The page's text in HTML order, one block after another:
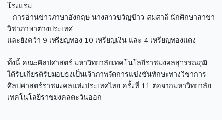
โรงแรม
- การอ่านข่าวภาษาอังกฤษ นางสาวขวัญข้าว สมสาลี นักศึกษาสาขา
วิชาภาษาต่างประเทศ
และยังคว้า 9 เหรียญทอง 10 เหรียญเงิน และ 4 เหรียญทองแดง
ทั้งนี้ คณะศิลปศาสตร์ มหาวิทยาลัยเทคโนโลยีราชมงคลสุวรรณภูมิ
ได้รับเกียรติรับมอบธงเป็นเจ้าภาพจัดการแข่งขันทักษะทางวิชาการ
ศิลปศาสตร์ราชมงคลแห่งประเทศไทย ครั้งที่ 11 ต่อจากมหาวิทยาลัย
เทคโนโลยีราชมงคลตะวันออก